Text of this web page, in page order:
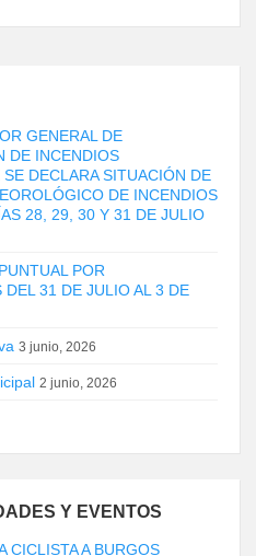
GENERAL DE
DE INCENDIOS
DECLARA SITUACIÓN DE
DE INCENDIOS
28, 29, 30 Y 31 DE JULIO
POR
31 DE JULIO AL 3 DE
3 junio, 2026
2 junio, 2026
Y EVENTOS
CICLISTA A BURGOS